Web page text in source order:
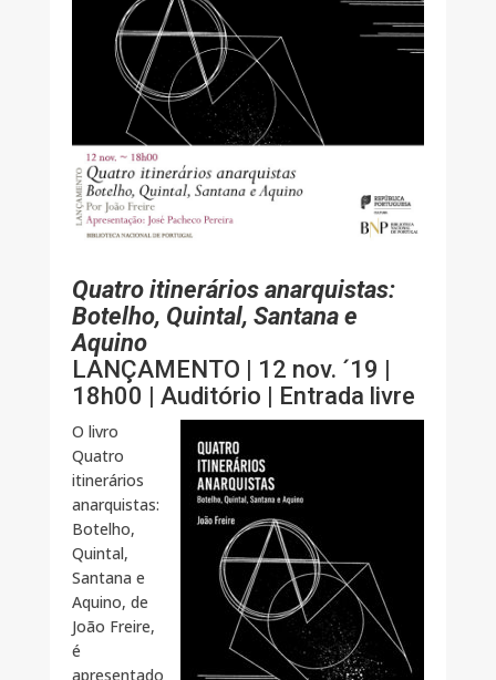
Quatro itinerários anarquistas:
Botelho, Quintal, Santana e
Aquino
LANÇAMENTO | 12 nov. ´19 |
18h00 | Auditório | Entrada livre
O livro
Quatro
itinerários
anarquistas:
Botelho,
Quintal,
Santana e
Aquino, de
João Freire,
é
apresentado